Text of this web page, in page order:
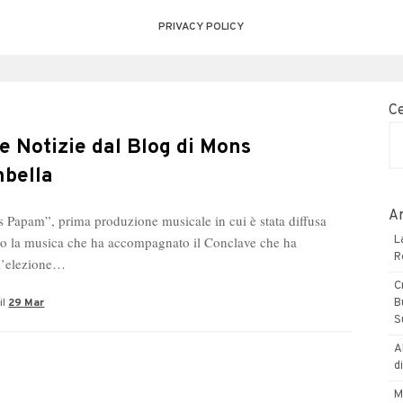
PRIVACY POLICY
Notizie dal Blog di Mons
Papam”, prima produzione musicale in cui è stata diffusa
la musica che ha accompagnato il Conclave che ha
29 Mar